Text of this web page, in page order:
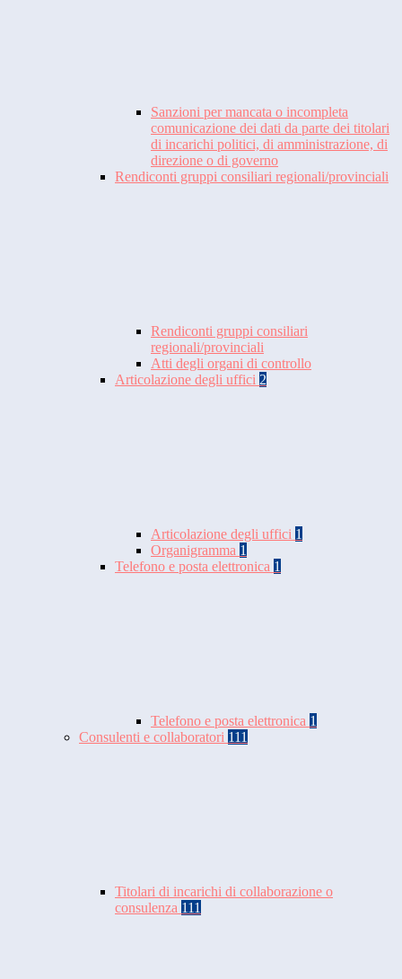
Sanzioni per mancata o incompleta
comunicazione dei dati da parte dei titolari
di incarichi politici, di amministrazione, di
direzione o di governo
Rendiconti gruppi consiliari regionali/provinciali
Rendiconti gruppi consiliari
regionali/provinciali
Atti degli organi di controllo
Articolazione degli uffici 2
Articolazione degli uffici 1
Organigramma 1
Telefono e posta elettronica 1
Telefono e posta elettronica 1
Consulenti e collaboratori 111
Titolari di incarichi di collaborazione o
consulenza 111